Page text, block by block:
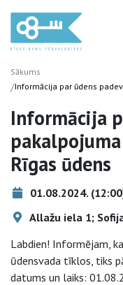
Sākums
/Informācija par ūdens
Informācija
Rīgas ūdens
01.08.2024.
Allažu iela 1;
Labdien! Informējam,
ūdensvada tīklos, tiks
datums un laiks: